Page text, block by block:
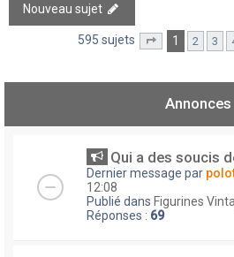
Nouveau sujet
595 sujets Page sur12
1 2 3
Annonces
Qui a des soucis
Dernier message par
12:08
Publié dans Figurines
Réponses : 69